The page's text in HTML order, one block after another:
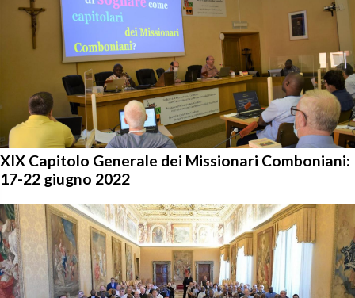
XIX Capitolo Generale dei Missionari Comboniani:
17-22 giugno 2022